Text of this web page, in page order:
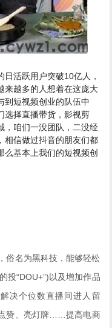
活跃用户突破10亿人，
来越多的人想着在这庞大
到短视频创业的队伍中
选择直播带货，影视剪
，咱们一没团队，二没经
相信做过抖音的朋友们都
么基本上我们的短视频创
俗名为黑科技，能够轻松
投“DOU+”)以及增加作品
决个位数直播间进人留
赞、亮灯牌……提高电商